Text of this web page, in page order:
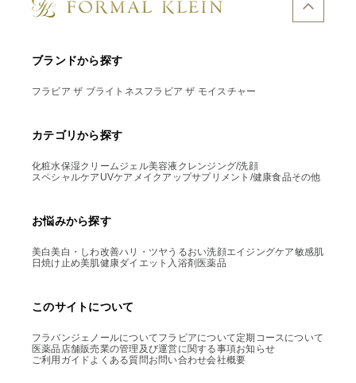
ブランドから探す
フラビア ザ ブライトネスフラビア ザ モイスチャー
カテゴリから探す
化粧水保湿クリームジェル美容液 クレンジング/洗顔
スペシャルケア UVケア メイクアップサプリメント/健康食品その他
お悩みから探す
美白美白・しわ改善ハリ・ツヤ うるおい洗顔エイジングケア敏感肌
日焼け止め美肌健康ダイエット 入浴剤 医薬品
このサイトについて
フラバンジェノールについてフラビアについて定期コースについて
医薬品店舗販売業の管理及び運営に関する事項お知らせ
ご利用ガイドよくある質問お問い合わせ会社概要